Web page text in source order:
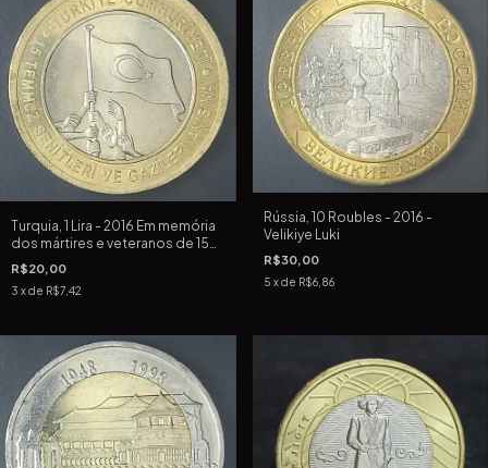
Turquia, 1 Lira - 2016 Em memória
dos mártires e veteranos de 15
de julho de 2016
R$20,00
3 x de R$7,42
Rússia, 10 Roubles - 2016 -
Velikiye Luki
R$30,00
5 x de R$6,86